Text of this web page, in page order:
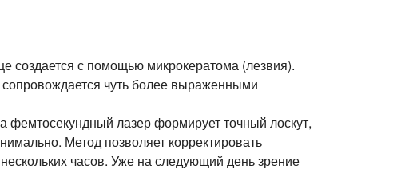
создается с помощью микрокератома (лезвия).
чуть более выраженными
фемтосекундный лазер формирует точный лоскут,
Метод позволяет корректировать
часов. Уже на следующий день зрение